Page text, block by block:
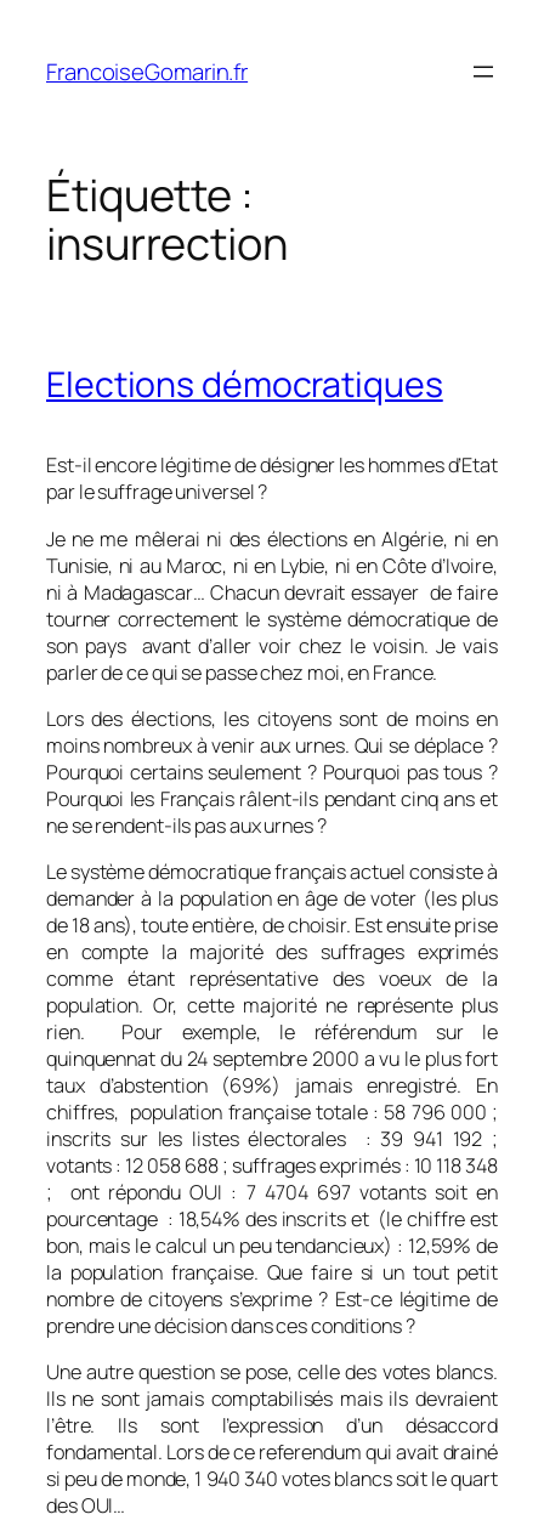
contenu
FrancoiseGomarin.fr
Étiquette :
insurrection
Elections démocratiques
Est-il encore légitime de désigner les hommes d’Etat
par le suffrage universel ?
Je ne me mêlerai ni des élections en Algérie, ni en
Tunisie, ni au Maroc, ni en Lybie, ni en Côte d’Ivoire,
ni à Madagascar… Chacun devrait essayer de faire
tourner correctement le système démocratique de
son pays avant d’aller voir chez le voisin. Je vais
parler de ce qui se passe chez moi, en France.
Lors des élections, les citoyens sont de moins en
moins nombreux à venir aux urnes. Qui se déplace ?
Pourquoi certains seulement ? Pourquoi pas tous ?
Pourquoi les Français râlent-ils pendant cinq ans et
ne se rendent-ils pas aux urnes ?
Le système démocratique français actuel consiste à
demander à la population en âge de voter (les plus
de 18 ans), toute entière, de choisir. Est ensuite prise
en compte la majorité des suffrages exprimés
comme étant représentative des voeux de la
population. Or, cette majorité ne représente plus
rien. Pour exemple, le référendum sur le
quinquennat du 24 septembre 2000 a vu le plus fort
taux d’abstention (69%) jamais enregistré. En
chiffres, population française totale : 58 796 000 ;
inscrits sur les listes électorales : 39 941 192 ;
votants : 12 058 688 ; suffrages exprimés : 10 118 348
; ont répondu OUI : 7 4704 697 votants soit en
pourcentage : 18,54% des inscrits et (le chiffre est
bon, mais le calcul un peu tendancieux) : 12,59% de
la population française. Que faire si un tout petit
nombre de citoyens s’exprime ? Est-ce légitime de
prendre une décision dans ces conditions ?
Une autre question se pose, celle des votes blancs.
Ils ne sont jamais comptabilisés mais ils devraient
l’être. Ils sont l’expression d’un désaccord
fondamental. Lors de ce referendum qui avait drainé
si peu de monde, 1 940 340 votes blancs soit le quart
des OUI…